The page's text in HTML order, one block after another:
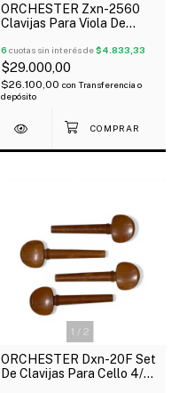
ORCHESTER Zxn-2560
Clavijas Para Viola De
6 cuotas sin interés de$4.833,33
$29.000,00
$26.100,00 con Transferencia o
depósito
1 / 2
ORCHESTER Dxn-20F Set
De Clavijas Para Cello 4/4